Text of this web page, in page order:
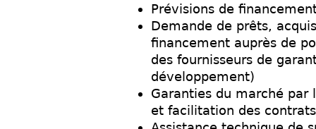
Prévisions de
Demande de prêts,
financement auprès de
des fournisseurs de
développement)
Garanties du marché par
et facilitation des